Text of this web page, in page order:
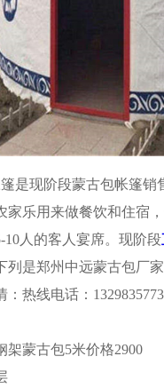
是现阶段蒙古包帐篷销
家乐用来做餐饮和住宿
10人的客人宴席。现阶段
列是郑州中远蒙古包厂
热线电话：
架蒙古包5米价格2900